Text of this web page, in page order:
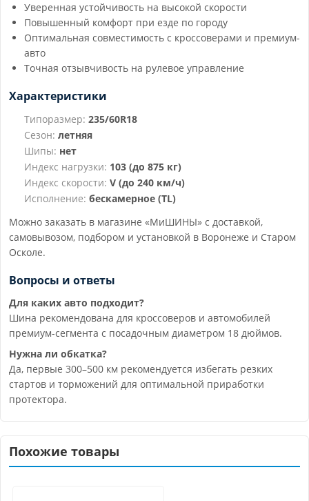
Уверенная устойчивость на высокой скорости
Повышенный комфорт при езде по городу
Оптимальная совместимость с кроссоверами и премиум-
авто
Точная отзывчивость на рулевое управление
Характеристики
Типоразмер: 235/60R18
Сезон: летняя
Шипы: нет
Индекс нагрузки: 103 (до 875 кг)
Индекс скорости: V (до 240 км/ч)
Исполнение: бескамерное (TL)
Можно заказать в магазине «МиШИНЫ» с доставкой,
самовывозом, подбором и установкой в Воронеже и Старом
Осколе.
Вопросы и ответы
Для каких авто подходит?
Шина рекомендована для кроссоверов и автомобилей
премиум-сегмента с посадочным диаметром 18 дюймов.
Нужна ли обкатка?
Да, первые 300–500 км рекомендуется избегать резких
стартов и торможений для оптимальной приработки
протектора.
Похожие товары